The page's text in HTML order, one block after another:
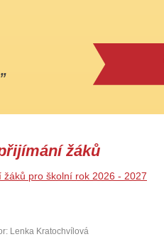
žáků
pro školní rok 2026 - 2027
Lenka Kratochvílová